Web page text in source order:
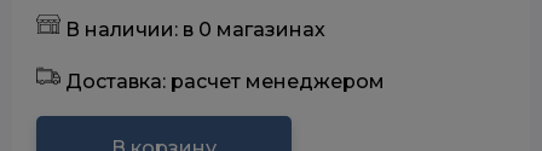
В наличии: в 0 магазинах
Доставка: расчет менеджером